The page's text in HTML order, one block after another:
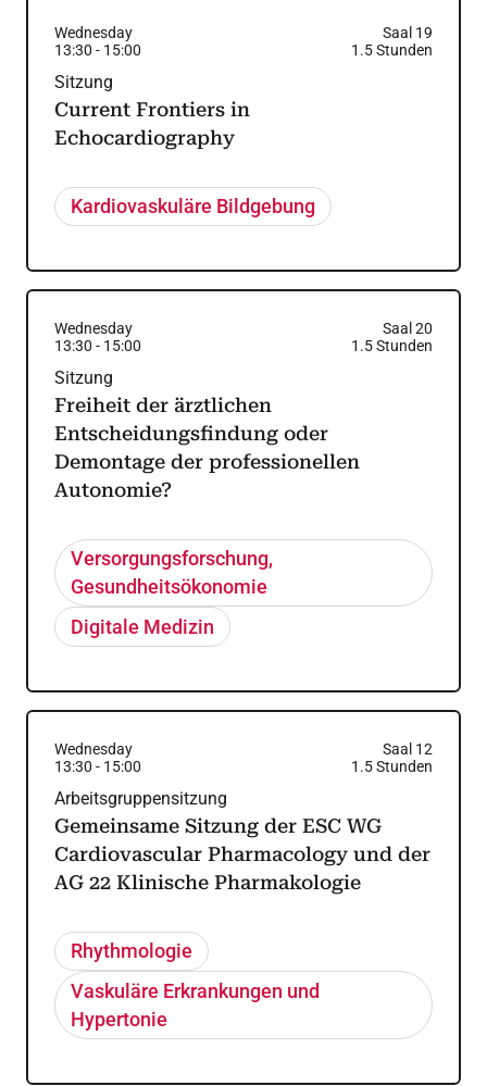
Wednesday
Saal 19
13:30 - 15:00 1.5Stunden
Sitzung
Current Frontiers in
Echocardiography
Kardiovaskuläre Bildgebung
Wednesday
Saal 20
13:30 - 15:00 1.5Stunden
Sitzung
Freiheit der ärztlichen
Entscheidungsfindung oder
Demontage der professionellen
Autonomie?
Versorgungsforschung,
Gesundheitsökonomie
Digitale Medizin
Wednesday
Saal 12
13:30 - 15:00 1.5Stunden
Arbeitsgruppensitzung
Gemeinsame Sitzung der ESC WG
Cardiovascular Pharmacology und der
AG 22 Klinische Pharmakologie
Rhythmologie
Vaskuläre Erkrankungen und
Hypertonie